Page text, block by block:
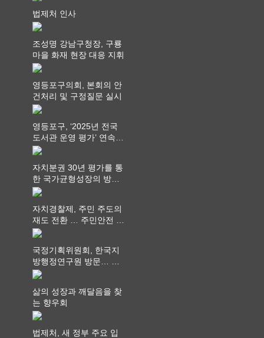
법제처 인사
조성명 강남구청장, 구룡
마을 화재 현장 대응 지휘
영등포구의회, 본회의 안
건처리 및 구정질문 실시
영등포구, ‘2025년 전국
도서관 운영 평가’ 연속
최고 영예 장관상에서 ‘대
자치분권 30년 평가를 통
한 국가균형성장의 방향
과 과제 논의
자치경찰제, 주민 주도의
재도 전환 … 주민안전 치
안서비스가 최우선 되어
국정기획위원회, 한국지
방행정연구원 방문… 국
가균형성장 논의
삶의 성장과 깨달음을 찾
는 향우회
법제처, 새 정부 주요 입